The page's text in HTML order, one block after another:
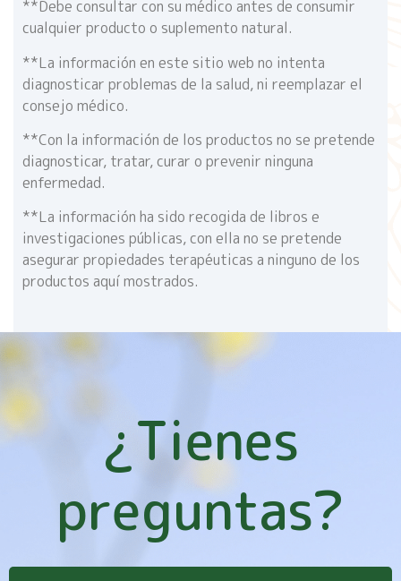
**Debe consultar con su médico antes de consumir
cualquier producto o suplemento natural.
**La información en este sitio web no intenta
diagnosticar problemas de la salud, ni reemplazar el
consejo médico.
**Con la información de los productos no se pretende
diagnosticar, tratar, curar o prevenir ninguna
enfermedad.
**La información ha sido recogida de libros e
investigaciones públicas, con ella no se pretende
asegurar propiedades terapéuticas a ninguno de los
productos aquí mostrados.
¿Tienes
preguntas?